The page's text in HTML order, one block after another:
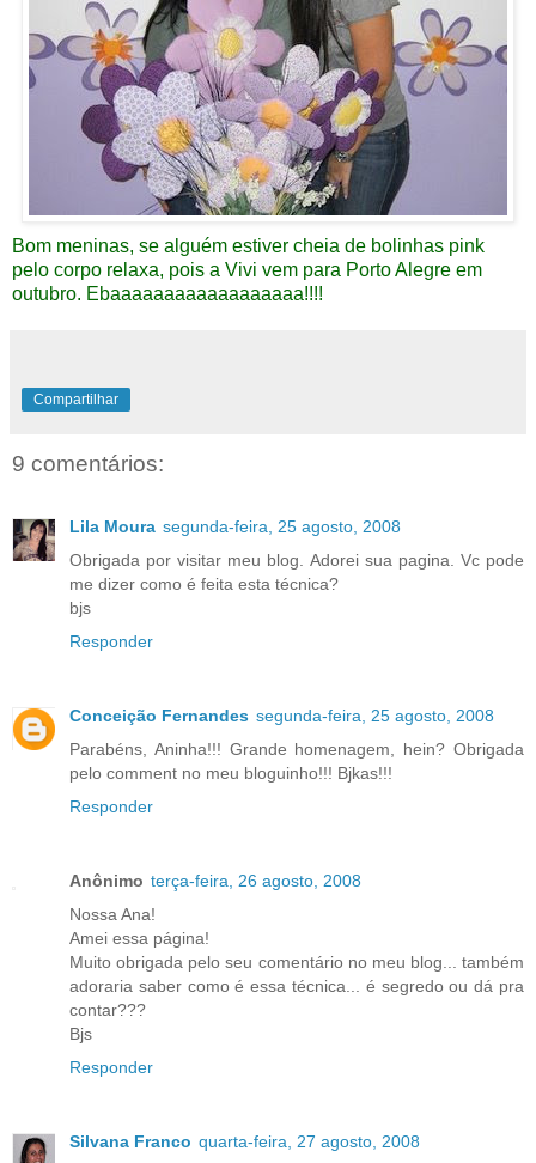
Bom meninas, se alguém estiver cheia de bolinhas pink
pelo corpo relaxa, pois a Vivi vem para Porto Alegre em
outubro. Ebaaaaaaaaaaaaaaaaaa!!!!
Compartilhar
9 comentários:
Lila Moura segunda-feira, 25 agosto, 2008
Obrigada por visitar meu blog. Adorei sua pagina. Vc pode
me dizer como é feita esta técnica?
bjs
Responder
Conceição Fernandes segunda-feira, 25 agosto, 2008
Parabéns, Aninha!!! Grande homenagem, hein? Obrigada
pelo comment no meu bloguinho!!! Bjkas!!!
Responder
Anônimo terça-feira, 26 agosto, 2008
Nossa Ana!
Amei essa página!
Muito obrigada pelo seu comentário no meu blog... também
adoraria saber como é essa técnica... é segredo ou dá pra
contar???
Bjs
Responder
Silvana Franco quarta-feira, 27 agosto, 2008